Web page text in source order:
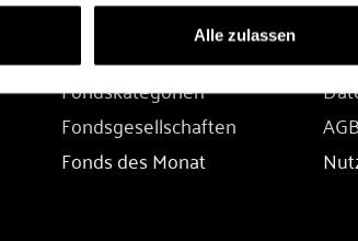
Alle zulassen
FONDS
Fondssuche
Fondskategorien
Fondsgesellschaften
Fonds des Monat